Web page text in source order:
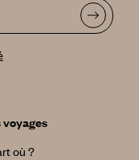
voyages
où ?